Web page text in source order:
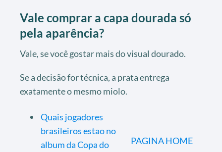
Vale comprar a capa dourada só
pela aparência?
Vale, se você gostar mais do visual dourado.
Se a decisão for técnica, a prata entrega
exatamente o mesmo miolo.
Quais jogadores
brasileiros estao no
album da Copa do
PAGINA HOME